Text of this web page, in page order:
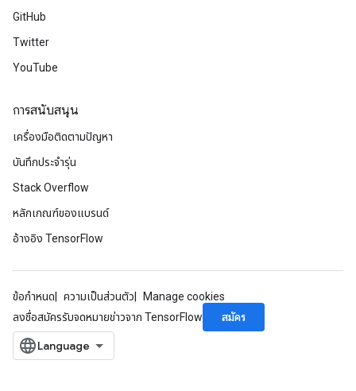
GitHub
Twitter
YouTube
การสนับสนุน
เครื่องมือติดตามปัญหา
บันทึกประจำรุ่น
Stack Overflow
หลักเกณฑ์ของแบรนด์
อ้างอิง TensorFlow
ข้อกำหนด ความเป็นส่วนตัว
Manage cookies
ลงชื่อสมัครรับจดหมายข่าวจาก TensorFlow
สมัคร